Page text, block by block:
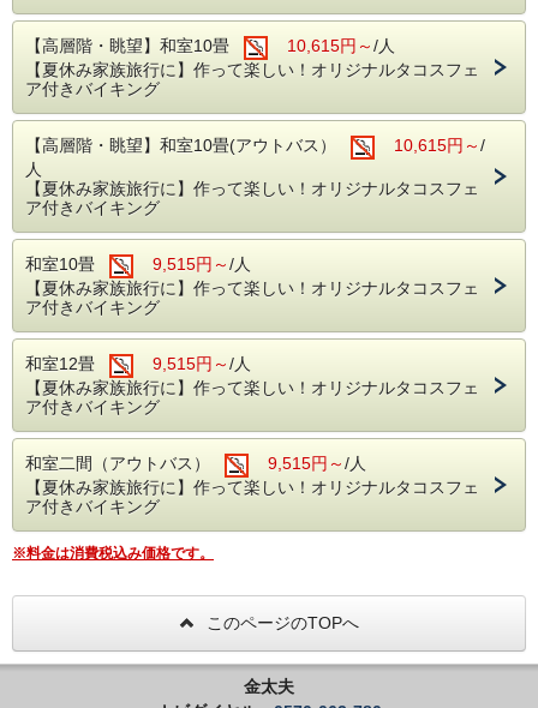
【高層階・眺望】和室10畳 10,615円～/人
【夏休み家族旅行に】作って楽しい！オリジナルタコスフェ
ア付きバイキング
【高層階・眺望】和室10畳(アウトバス） 10,615円～/
人
【夏休み家族旅行に】作って楽しい！オリジナルタコスフェ
ア付きバイキング
和室10畳 9,515円～/人
【夏休み家族旅行に】作って楽しい！オリジナルタコスフェ
ア付きバイキング
和室12畳 9,515円～/人
【夏休み家族旅行に】作って楽しい！オリジナルタコスフェ
ア付きバイキング
和室二間（アウトバス） 9,515円～/人
【夏休み家族旅行に】作って楽しい！オリジナルタコスフェ
ア付きバイキング
※料金は消費税込み価格です。
このページのTOPへ
金太夫